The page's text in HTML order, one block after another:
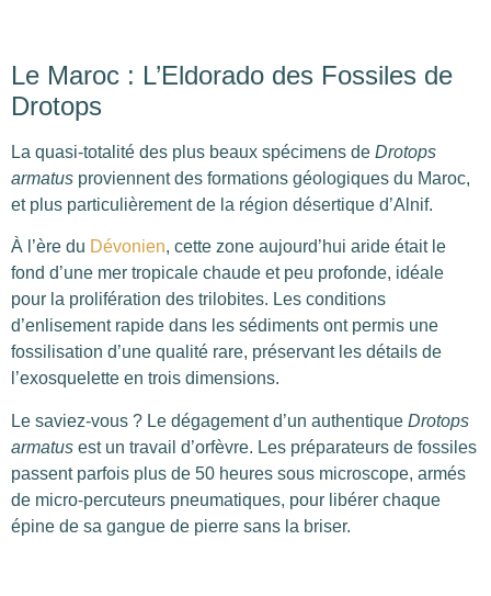
Le Maroc : L’Eldorado des Fossiles de
Drotops
La quasi-totalité des plus beaux spécimens de Drotops
armatus proviennent des formations géologiques du Maroc,
et plus particulièrement de la région désertique d’Alnif.
À l’ère du Dévonien, cette zone aujourd’hui aride était le
fond d’une mer tropicale chaude et peu profonde, idéale
pour la prolifération des trilobites. Les conditions
d’enlisement rapide dans les sédiments ont permis une
fossilisation d’une qualité rare, préservant les détails de
l’exosquelette en trois dimensions.
Le saviez-vous ? Le dégagement d’un authentique Drotops
armatus est un travail d’orfèvre. Les préparateurs de fossiles
passent parfois plus de 50 heures sous microscope, armés
de micro-percuteurs pneumatiques, pour libérer chaque
épine de sa gangue de pierre sans la briser.